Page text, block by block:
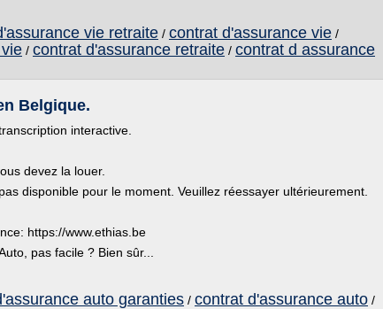
vie retraite / contrat d'assurance vie /
/ contrat d'assurance retraite / contrat d assurance
Belgique.
interactive.
devez la louer.
disponible pour le moment. Veuillez réessayer ultérieurement.
https://www.ethias.be
pas facile ? Bien sûr...
auto garanties / contrat d'assurance auto /